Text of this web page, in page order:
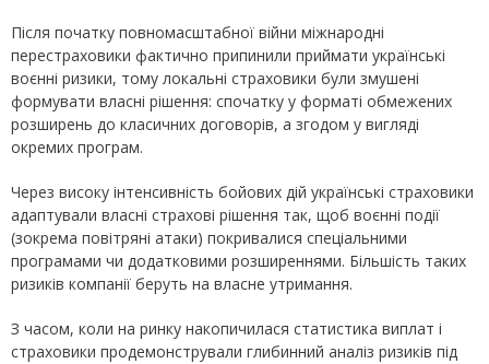
Після початку повномасштабної війни міжнародні
перестраховики фактично припинили приймати українські
воєнні ризики, тому локальні страховики були змушені
формувати власні рішення: спочатку у форматі обмежених
розширень до класичних договорів, а згодом у вигляді
окремих програм.
Через високу інтенсивність бойових дій українські страховики
адаптували власні страхові рішення так, щоб воєнні події
(зокрема повітряні атаки) покривалися спеціальними
програмами чи додатковими розширеннями. Більшість таких
ризиків компанії беруть на власне утримання.
З часом, коли на ринку накопичилася статистика виплат і
страховики продемонстрували глибинний аналіз ризиків під